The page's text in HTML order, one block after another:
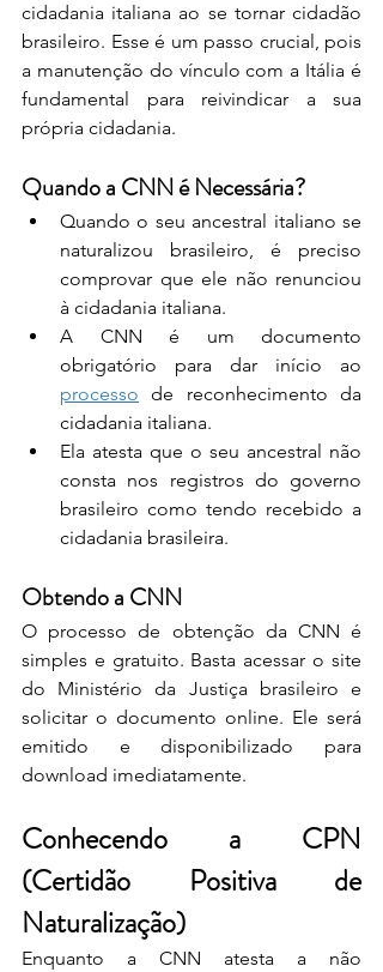
cidadania italiana ao se tornar cidadão
brasileiro. Esse é um passo crucial, pois
a manutenção do vínculo com a Itália é
fundamental para reivindicar a sua
própria cidadania.
Quando a CNN é Necessária?
Quando o seu ancestral italiano se
naturalizou brasileiro, é preciso
comprovar que ele não renunciou
à cidadania italiana.
A CNN é um documento
processo de reconhecimento da
cidadania italiana.
Ela atesta que o seu ancestral não
consta nos registros do governo
brasileiro como tendo recebido a
cidadania brasileira.
Obtendo a CNN
O processo de obtenção da CNN é
simples e gratuito. Basta acessar o site
do Ministério da Justiça brasileiro e
solicitar o documento online. Ele será
emitido e disponibilizado para
download imediatamente.
Conhecendo a CPN
(Certidão Positiva de
Naturalização)
Enquanto a CNN atesta a não